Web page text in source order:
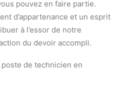
pouvez en faire partie.
d’appartenance et un esprit
à l’essor de notre
du devoir accompli.
de technicien en